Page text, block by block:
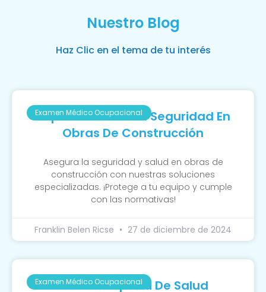
Nuestro Blog
Haz Clic en el tema de tu interés
Examen Médico Ocupacional
Importancia De La Seguridad En
Obras De Construcción
Asegura la seguridad y salud en obras de
construcción con nuestras soluciones
especializadas. ¡Protege a tu equipo y cumple
con las normativas!
Franklin Belen Ricse 27 de diciembre de 2024
Examen Médico Ocupacional
Guía Completa De Salud